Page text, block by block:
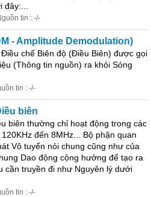
tin : -/-
- Amplitude Demodulation)
chế Biên độ (Điều Biên) được gọi
(Thông tin nguồn) ra khỏi Sóng
tin : -/-
biên
biên thường chỉ hoạt động trong các
đến 8MHz... Bộ phận quan
Vô tuyến nói chung cũng như của
Dao động cộng hưởng để tạo ra
cần truyền đi như Nguyên lý dưới
tin : -/-